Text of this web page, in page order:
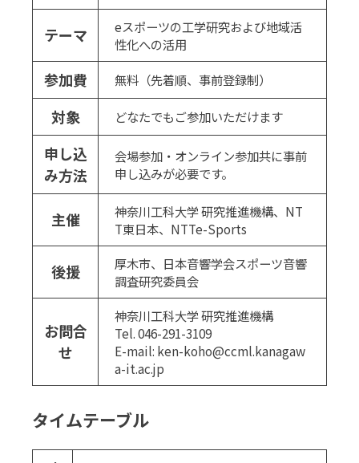
テーマ
eスポーツの工学研究および地域活
性化への活用
参加費 無料（先着順、事前登録制）
対象 どなたでもご参加いただけます
申し込
み方法
会場参加・オンライン参加共に事前
申し込みが必要です。
主催
神奈川工科大学 研究推進機構、NT
T東日本、NTTe-Sports
後援
厚木市、日本音響学会スポーツ音響
調査研究委員会
お問合
せ
神奈川工科大学 研究推進機構
Tel. 046-291-3109
E-mail: ken-koho@ccml.kanagaw
a-it.ac.jp
タイムテーブル